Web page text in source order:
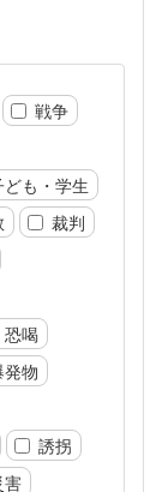
戦争
ども・学生
裁判
恐喝
物
誘拐
害